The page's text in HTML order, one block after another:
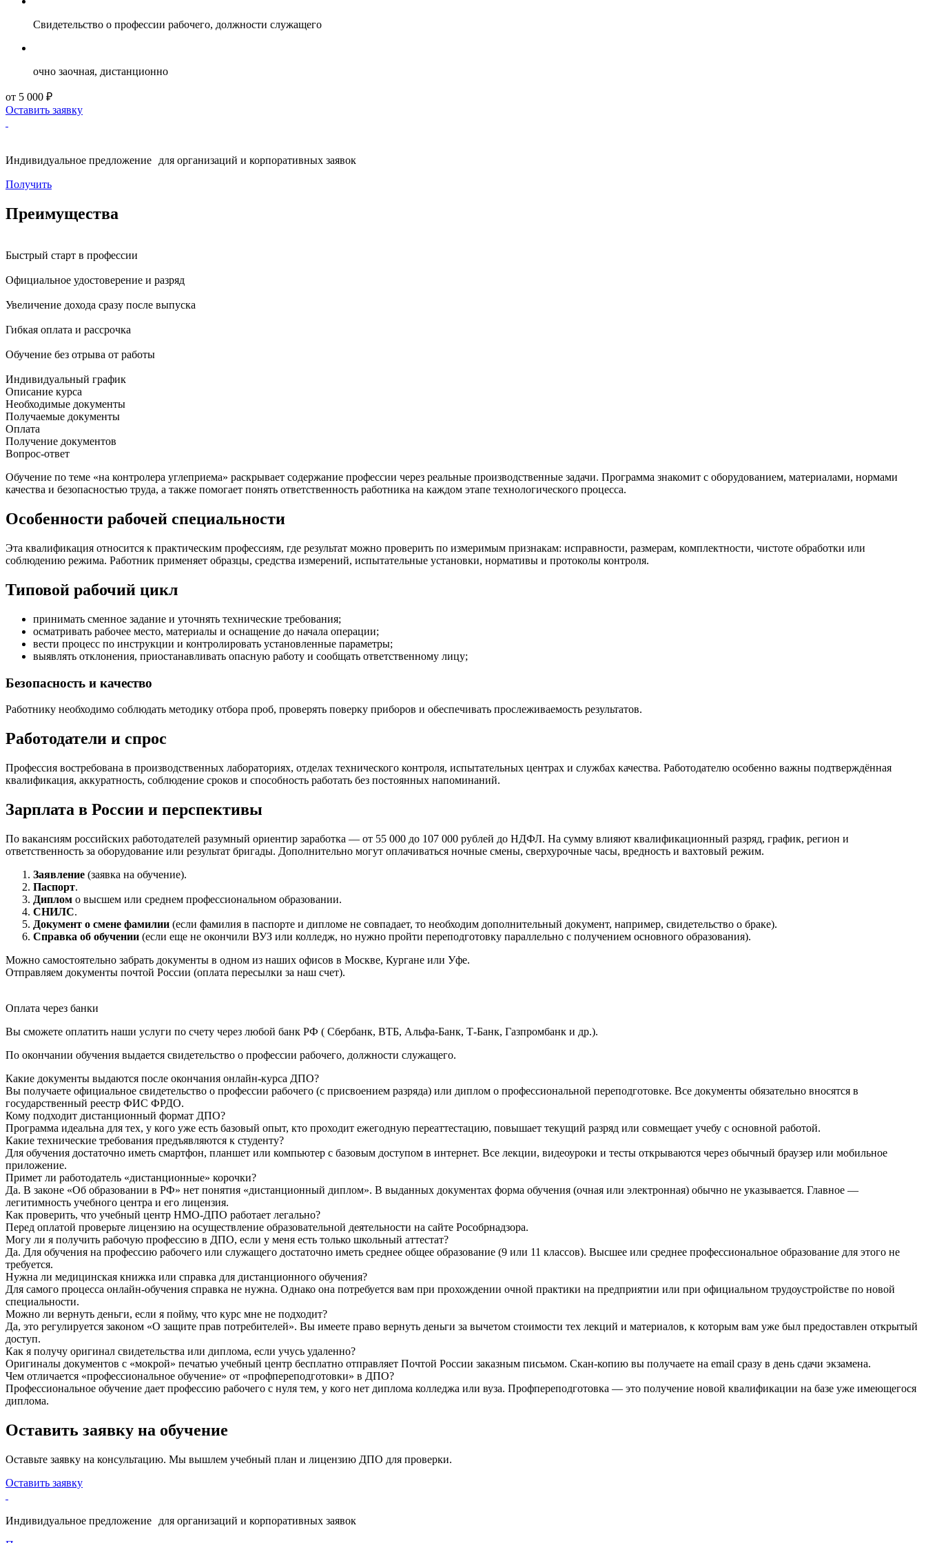
Свидетельство о профессии рабочего, должности служащего
очно заочная, дистанционно
от 5 000 ₽
Оставить заявку
Индивидуальное предложение для организаций и корпоративных заявок
Получить
Преимущества
Быстрый старт в профессии
Официальное удостоверение и разряд
Увеличение дохода сразу после выпуска
Гибкая оплата и рассрочка
Обучение без отрыва от работы
Индивидуальный график
Описание курса
Необходимые документы
Получаемые документы
Оплата
Получение документов
Вопрос-ответ
Обучение по теме «на контролера углеприема» раскрывает содержание профессии через реальные производственные задачи. Программа знакомит с оборудованием, материалами, нормами
качества и безопасностью труда, а также помогает понять ответственность работника на каждом этапе технологического процесса.
Особенности рабочей специальности
Эта квалификация относится к практическим профессиям, где результат можно проверить по измеримым признакам: исправности, размерам, комплектности, чистоте обработки или
соблюдению режима. Работник применяет образцы, средства измерений, испытательные установки, нормативы и протоколы контроля.
Типовой рабочий цикл
принимать сменное задание и уточнять технические требования;
осматривать рабочее место, материалы и оснащение до начала операции;
вести процесс по инструкции и контролировать установленные параметры;
выявлять отклонения, приостанавливать опасную работу и сообщать ответственному лицу;
Безопасность и качество
Работнику необходимо соблюдать методику отбора проб, проверять поверку приборов и обеспечивать прослеживаемость результатов.
Работодатели и спрос
Профессия востребована в производственных лабораториях, отделах технического контроля, испытательных центрах и службах качества. Работодателю особенно важны подтверждённая
квалификация, аккуратность, соблюдение сроков и способность работать без постоянных напоминаний.
Зарплата в России и перспективы
По вакансиям российских работодателей разумный ориентир заработка — от 55 000 до 107 000 рублей до НДФЛ. На сумму влияют квалификационный разряд, график, регион и
ответственность за оборудование или результат бригады. Дополнительно могут оплачиваться ночные смены, сверхурочные часы, вредность и вахтовый режим.
Заявление (заявка на обучение).
Паспорт.
Диплом о высшем или среднем профессиональном образовании.
СНИЛС.
Документ о смене фамилии (если фамилия в паспорте и дипломе не совпадает, то необходим дополнительный документ, например, свидетельство о браке).
Справка об обучении (если еще не окончили ВУЗ или колледж, но нужно пройти переподготовку параллельно с получением основного образования).
Можно самостоятельно забрать документы в одном из наших офисов в Москве, Кургане или Уфе.
Отправляем документы почтой России (оплата пересылки за наш счет).
Оплата через банки
Вы сможете оплатить наши услуги по счету через любой банк РФ ( Сбербанк, ВТБ, Альфа-Банк, Т-Банк, Газпромбанк и др.).
По окончании обучения выдается свидетельство о профессии рабочего, должности служащего.
Какие документы выдаются после окончания онлайн-курса ДПО?
Вы получаете официальное свидетельство о профессии рабочего (с присвоением разряда) или диплом о профессиональной переподготовке. Все документы обязательно вносятся в
государственный реестр ФИС ФРДО.
Кому подходит дистанционный формат ДПО?
Программа идеальна для тех, у кого уже есть базовый опыт, кто проходит ежегодную переаттестацию, повышает текущий разряд или совмещает учебу с основной работой.
Какие технические требования предъявляются к студенту?
Для обучения достаточно иметь смартфон, планшет или компьютер с базовым доступом в интернет. Все лекции, видеоуроки и тесты открываются через обычный браузер или мобильное
приложение.
Примет ли работодатель «дистанционные» корочки?
Да. В законе «Об образовании в РФ» нет понятия «дистанционный диплом». В выданных документах форма обучения (очная или электронная) обычно не указывается. Главное —
легитимность учебного центра и его лицензия.
Как проверить, что учебный центр НМО-ДПО работает легально?
Перед оплатой проверьте лицензию на осуществление образовательной деятельности на сайте Рособрнадзора.
Могу ли я получить рабочую профессию в ДПО, если у меня есть только школьный аттестат?
Да. Для обучения на профессию рабочего или служащего достаточно иметь среднее общее образование (9 или 11 классов). Высшее или среднее профессиональное образование для этого не
требуется.
Нужна ли медицинская книжка или справка для дистанционного обучения?
Для самого процесса онлайн-обучения справка не нужна. Однако она потребуется вам при прохождении очной практики на предприятии или при официальном трудоустройстве по новой
специальности.
Можно ли вернуть деньги, если я пойму, что курс мне не подходит?
Да, это регулируется законом «О защите прав потребителей». Вы имеете право вернуть деньги за вычетом стоимости тех лекций и материалов, к которым вам уже был предоставлен открытый
доступ.
Как я получу оригинал свидетельства или диплома, если учусь удаленно?
Оригиналы документов с «мокрой» печатью учебный центр бесплатно отправляет Почтой России заказным письмом. Скан-копию вы получаете на email сразу в день сдачи экзамена.
Чем отличается «профессиональное обучение» от «профпереподготовки» в ДПО?
Профессиональное обучение дает профессию рабочего с нуля тем, у кого нет диплома колледжа или вуза. Профпереподготовка — это получение новой квалификации на базе уже имеющегося
диплома.
Оставить заявку на обучение
Оставьте заявку на консультацию. Мы вышлем учебный план и лицензию ДПО для проверки.
Оставить заявку
Индивидуальное предложение для организаций и корпоративных заявок